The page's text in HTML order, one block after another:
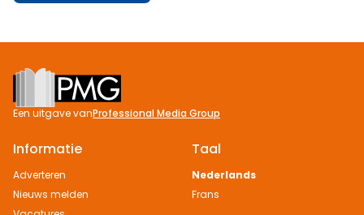
Footer
Een uitgave vanProfessional Media Group
Informatie
Adverteren
Nieuws melden
Taal
Nederlands
Frans